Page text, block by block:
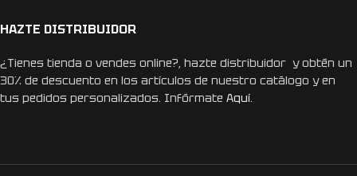
HAZTE DISTRIBUIDOR
¿Tienes tienda o vendes online?, hazte distribuidor y obtén un
30% de descuento en los artículos de nuestro catálogo y en
tus pedidos personalizados. Infórmate Aquí.